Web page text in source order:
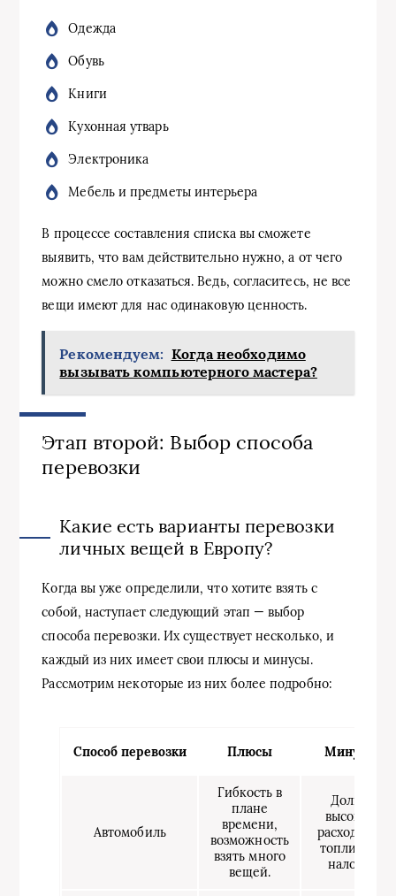
Одежда
Обувь
Книги
Кухонная утварь
Электроника
Мебель и предметы интерьера
В процессе составления списка вы сможете
выявить, что вам действительно нужно, а от чего
можно смело отказаться. Ведь, согласитесь, не все
вещи имеют для нас одинаковую ценность.
Рекомендуем: Когда необходимо
вызывать компьютерного мастера?
Этап второй: Выбор способа
перевозки
Какие есть варианты перевозки
личных вещей в Европу?
Когда вы уже определили, что хотите взять с
собой, наступает следующий этап — выбор
способа перевозки. Их существует несколько, и
каждый из них имеет свои плюсы и минусы.
Рассмотрим некоторые из них более подробно:
Способ перевозки Плюсы Минусы
Автомобиль
Гибкость в
плане
времени,
возможность
взять много
вещей.
Долго,
высокие
расходы на
топливо и
налоги.